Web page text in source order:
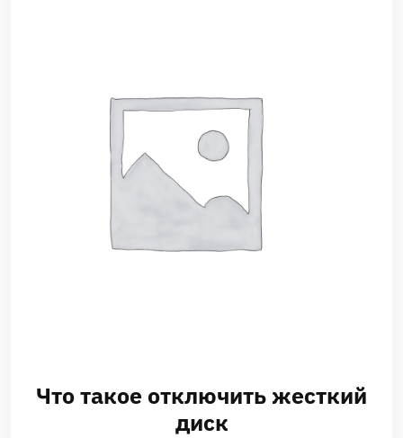
Что такое отключить жесткий
диск